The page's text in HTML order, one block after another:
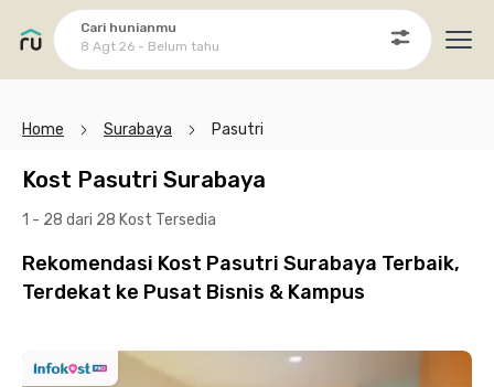
Cari hunianmu
8 Agt 26 - Belum tahu
Home Surabaya Pasutri
Kost Pasutri Surabaya
1 - 28 dari 28 Kost Tersedia
Rekomendasi Kost Pasutri Surabaya Terbaik,
Terdekat ke Pusat Bisnis & Kampus